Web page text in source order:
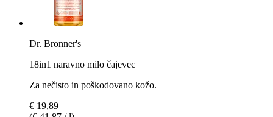
Dr. Bronner's
18in1 naravno milo čajevec
Za nečisto in poškodovano kožo.
€ 19,89